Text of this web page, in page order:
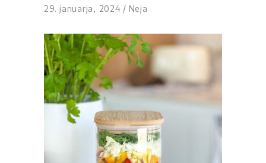
29. januarja, 2024 Neja